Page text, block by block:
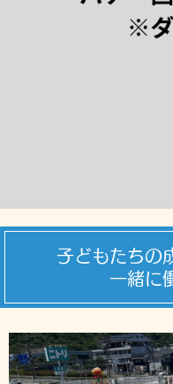
子どもたちの
一緒に